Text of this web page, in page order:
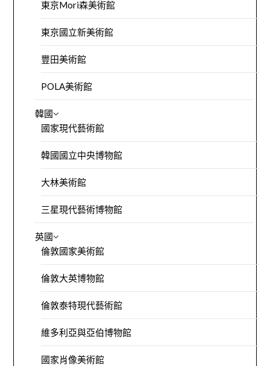
東京Mori森美術館
東京國立新美術館
豐田美術館
POLA美術館
韓國
國家現代藝術館
韓國國立中央博物館
大林美術館
三星現代藝術博物館
英國
倫敦國家美術館
倫敦大英博物館
倫敦泰特現代藝術館
維多利亞與亞伯博物館
國家肖像美術館